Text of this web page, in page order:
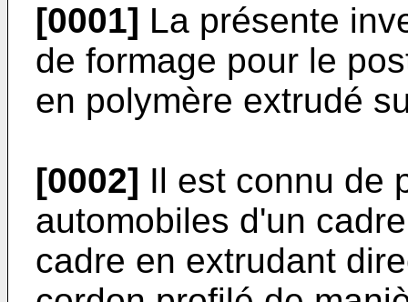
[0001] La présente
de formage pour le
en polymère extrudé
[0002] Il est connu de
automobiles d'un
cadre en extrudant